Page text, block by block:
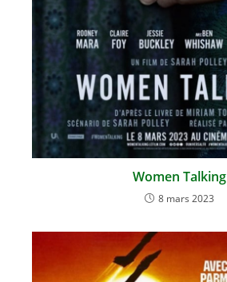
Women Talking
8 mars 2023